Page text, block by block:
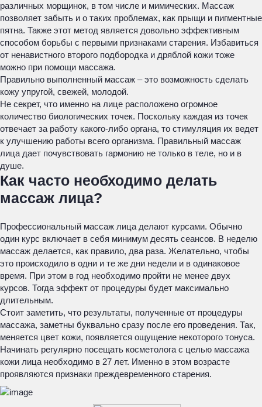
различных морщинок, в том числе и мимических. Массаж
позволяет забыть и о таких проблемах, как прыщи и пигментные
пятна. Также этот метод является довольно эффективным
способом борьбы с первыми признаками старения. Избавиться
от ненавистного второго подбородка и дряблой кожи тоже
можно при помощи массажа.
Правильно выполненный массаж – это возможность сделать
кожу упругой, свежей, молодой.
Не секрет, что именно на лице расположено огромное
количество биологических точек. Поскольку каждая из точек
отвечает за работу какого-либо органа, то стимуляция их ведет
к улучшению работы всего организма. Правильный массаж
лица дает почувствовать гармонию не только в теле, но и в
душе.
Как часто необходимо делать
массаж лица?
Профессиональный массаж лица делают курсами. Обычно
один курс включает в себя минимум десять сеансов. В неделю
массаж делается, как правило, два раза. Желательно, чтобы
это происходило в одни и те же дни недели и в одинаковое
время. При этом в год необходимо пройти не менее двух
курсов. Тогда эффект от процедуры будет максимально
длительным.
Стоит заметить, что результаты, полученные от процедуры
массажа, заметны буквально сразу после его проведения. Так,
меняется цвет кожи, появляется ощущение некоторого тонуса.
Начинать регулярно посещать косметолога с целью массажа
кожи лица необходимо в 27 лет. Именно в этом возрасте
проявляются признаки преждевременного старения.